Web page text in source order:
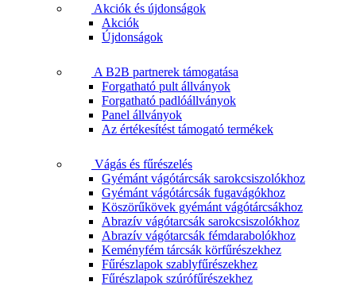
Akciók és újdonságok
Akciók
Újdonságok
A B2B partnerek támogatása
Forgatható pult állványok
Forgatható padlóállványok
Panel állványok
Az értékesítést támogató termékek
Vágás és fűrészelés
Gyémánt vágótárcsák sarokcsiszolókhoz
Gyémánt vágótárcsák fugavágókhoz
Köszörűkövek gyémánt vágótárcsákhoz
Abrazív vágótarcsák sarokcsiszolókhoz
Abrazív vágótarcsák fémdarabolókhoz
Keményfém tárcsák körfűrészekhez
Fűrészlapok szablyfűrészekhez
Fűrészlapok szúrófűrészekhez